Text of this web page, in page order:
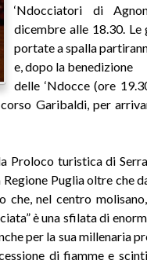
‘Ndocciatori di
dicembre alle 18.30.
portate a spalla
e, dopo la benedizione
delle ‘Ndocce (ore
Garibaldi, per
Proloco turistica di
Puglia oltre che
che, nel centro
è una sfilata di
per la sua millenaria
di fiamme e